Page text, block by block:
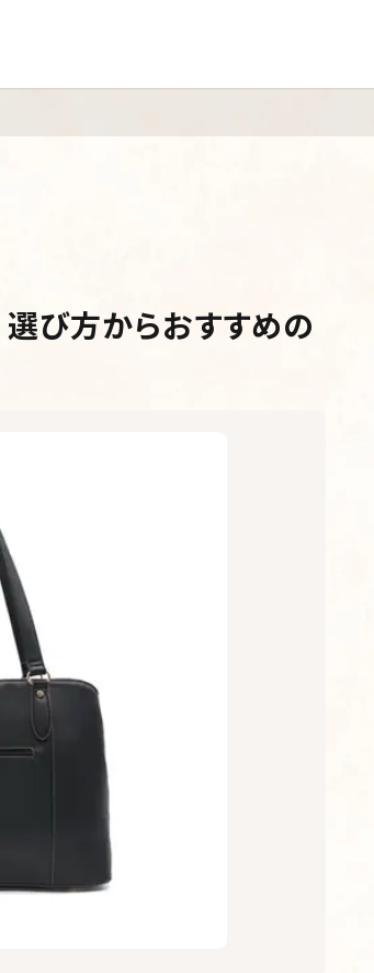
選び方からおすすめの